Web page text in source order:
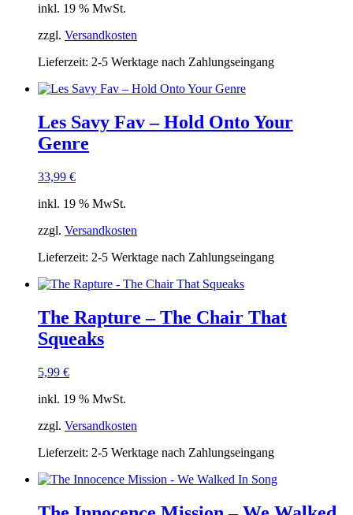
inkl. 19 % MwSt.
zzgl. Versandkosten
Lieferzeit: 2-5 Werktage nach Zahlungseingang
Les Savy Fav – Hold Onto Your
Genre
33,99 €
inkl. 19 % MwSt.
zzgl. Versandkosten
Lieferzeit: 2-5 Werktage nach Zahlungseingang
The Rapture – The Chair That
Squeaks
5,99 €
inkl. 19 % MwSt.
zzgl. Versandkosten
Lieferzeit: 2-5 Werktage nach Zahlungseingang